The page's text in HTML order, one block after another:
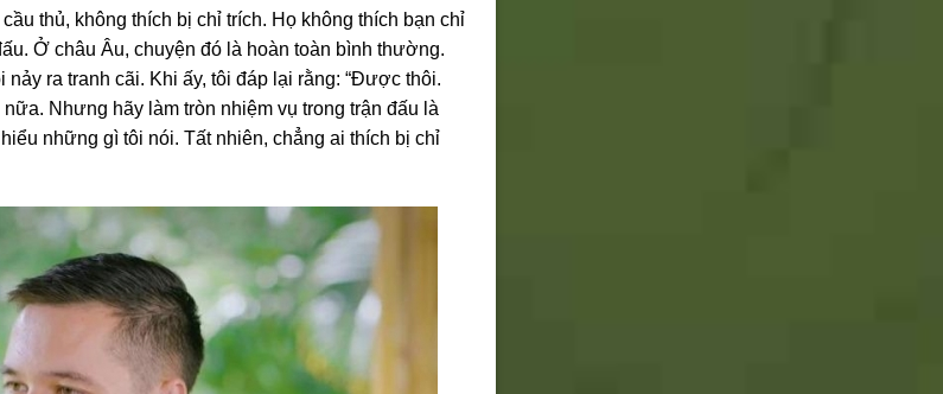
thủ, không thích bị chỉ trích. Họ không thích bạn chỉ
Ở châu Âu, chuyện đó là hoàn toàn bình thường.
ra tranh cãi. Khi ấy, tôi đáp lại rằng: “Được thôi.
Nhưng hãy làm tròn nhiệm vụ trong trận đấu là
những gì tôi nói. Tất nhiên, chẳng ai thích bị chỉ